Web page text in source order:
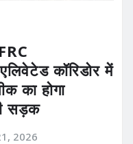
कॉरिडोर में
का होगा
सड़क
2026